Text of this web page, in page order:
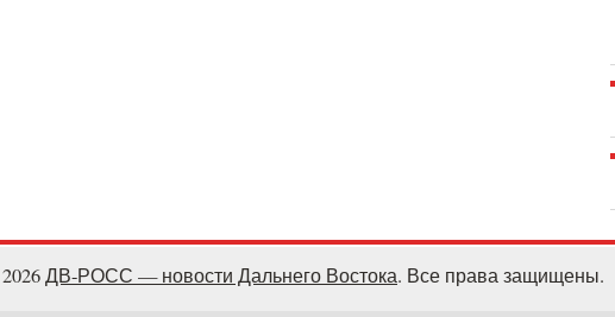
ДВ-РОСС — новости Дальнего Востока. Все права защищены.